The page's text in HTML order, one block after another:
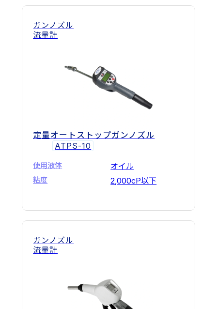
ガンノズル
流量計
定量オートストップガンノズル
ATPS-10
使用液体 オイル
粘度 2,000cP以下
ガンノズル
流量計